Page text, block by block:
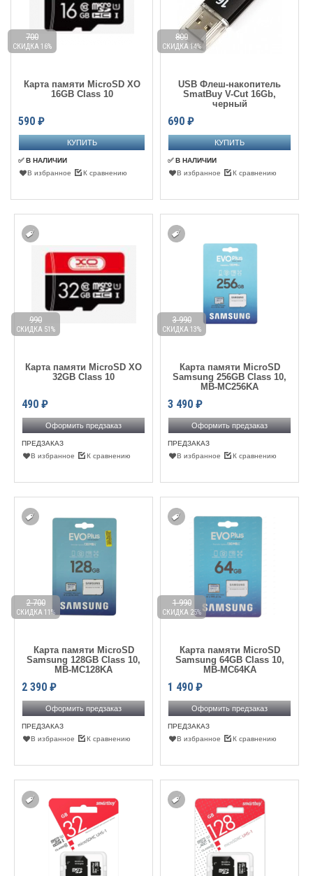
Карта памяти MicroSD XO
16GB Class 10
590 ₽
700
СКИДКА 16%
✅ В НАЛИЧИИ
В избранное
К сравнению
USB Флеш-накопитель
SmatBuy V-Cut 16Gb,
черный
690 ₽
800
СКИДКА 14%
✅ В НАЛИЧИИ
В избранное
К сравнению
Карта памяти MicroSD XO
32GB Class 10
490 ₽
990
СКИДКА 51%
Оформить предзаказ
ПРЕДЗАКАЗ
В избранное
К сравнению
Карта памяти MicroSD
Samsung 256GB Class 10,
MB-MC256KA
3 490 ₽
3 990
СКИДКА 13%
Оформить предзаказ
ПРЕДЗАКАЗ
В избранное
К сравнению
Карта памяти MicroSD
Samsung 128GB Class 10,
MB-MC128KA
2 390 ₽
2 700
СКИДКА 11%
Оформить предзаказ
ПРЕДЗАКАЗ
В избранное
К сравнению
Карта памяти MicroSD
Samsung 64GB Class 10,
MB-MC64KA
1 490 ₽
1 990
СКИДКА 25%
Оформить предзаказ
ПРЕДЗАКАЗ
В избранное
К сравнению